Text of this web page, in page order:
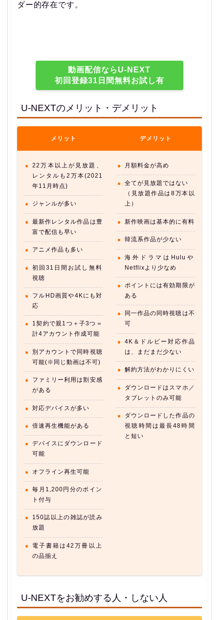
ダー的存在です。
動画配信ならU-NEXT
初回登録31日間無料お試し有
U-NEXTのメリット・デメリット
メリット
22万本以上が見放題、
レンタルも2万本(2021
年11月時点)
ジャンルが多い
最新作レンタル作品は豊
富で配信も早い
アニメ作品も多い
初回31日間お試し無料
視聴
フルHD画質や4Kにも対
応
1契約で親1つ＋子3つ＝
計4アカウント作成可能
別アカウントで同時視聴
可能(※同じ動画は不可)
ファミリー利用は割安感
がある
対応デバイスが多い
倍速再生機能がある
デバイスにダウンロード
可能
オフライン再生可能
毎月1,200円分のポイン
ト付与
150誌以上の雑誌が読み
放題
電子書籍は42万冊以上
の品揃え
デメリット
月額料金が高め
全てが見放題ではない
（見放題作品は8万本以
上）
新作映画は基本的に有料
韓流系作品が少ない
海外ドラマはHuluや
Netflixより少なめ
ポイントには有効期限が
ある
同一作品の同時視聴は不
可
4K＆ドルビー対応作品
は、まだまだ少ない
解約方法がわかりにくい
ダウンロードはスマホ／
タブレットのみ可能
ダウンロードした作品の
視聴時間は最長48時間
と短い
U-NEXTをお勧めする人・しない人